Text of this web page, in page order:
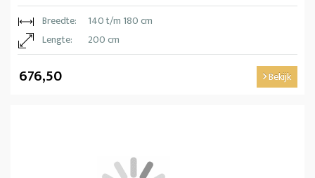
Breedte:
140 t/m 180 cm
Lengte:
200 cm
676,50 Bekijk